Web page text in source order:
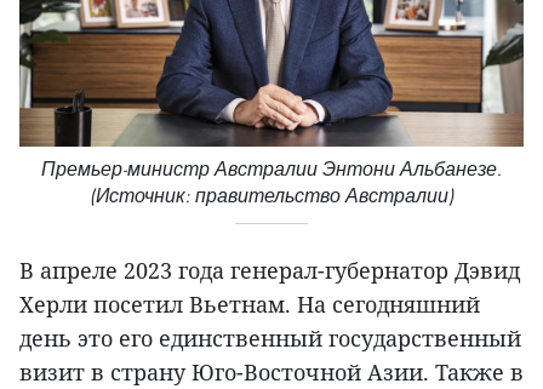
Премьер-министр Австралии Энтони Альбанезе.
(Источник: правительство Австралии)
В апреле 2023 года генерал-губернатор Дэвид
Херли посетил Вьетнам. На сегодняшний
день это его единственный государственный
визит в страну Юго-Восточной Азии. Также в